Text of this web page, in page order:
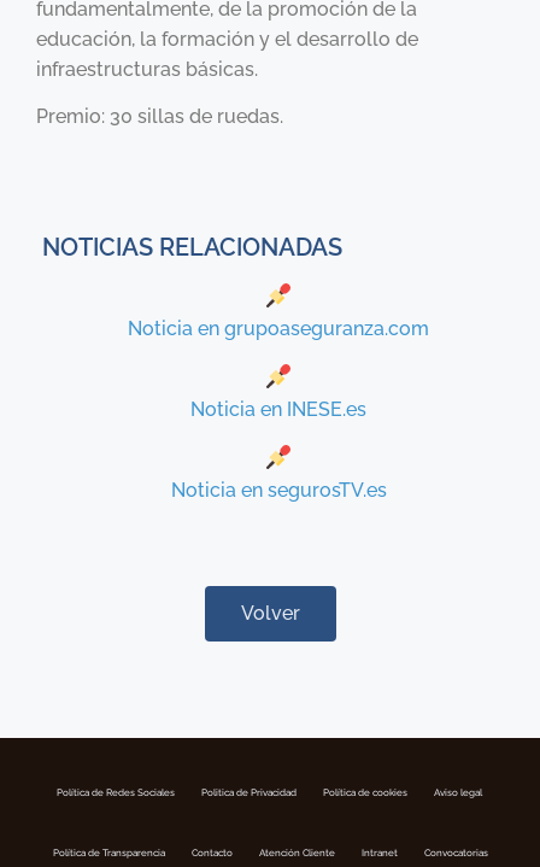
fundamentalmente, de la promoción de la
educación, la formación y el desarrollo de
infraestructuras básicas.
Premio: 30 sillas de ruedas.
NOTICIAS RELACIONADAS
Noticia en grupoaseguranza.com
Noticia en INESE.es
Noticia en segurosTV.es
Volver
Política de Redes Sociales Politica de Privacidad Política de cookies Aviso legal
Política de Transparencia Contacto Atención Cliente Intranet Convocatorias